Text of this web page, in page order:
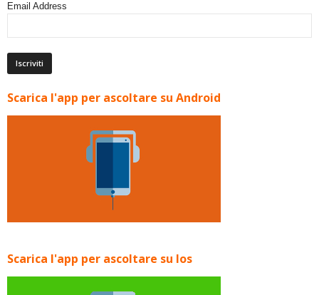
Email Address
Scarica l'app per ascoltare su Android
Scarica l'app per ascoltare su Ios